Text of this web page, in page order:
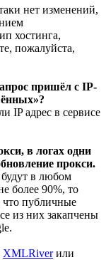
нет изменений,
хостинга,
пожалуйста,
пришёл с IP-
IP адрес в сервисе
в логах одни
прокси.
в любом
более 90%, то
публичные
из них закапчены
XMLRiverили